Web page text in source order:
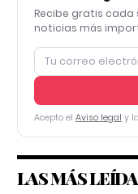
Recibe gratis
noticias más
Acepto el Aviso legal y la
LAS MÁS